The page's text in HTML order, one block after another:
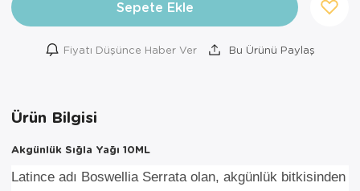
Sepete Ekle
Fiyatı Düşünce Haber Ver Bu Ürünü Paylaş
Ürün Bilgisi
Akgünlük Sığla Yağı 10ML
Latince adı Boswellia Serrata olan, akgünlük bitkisinden